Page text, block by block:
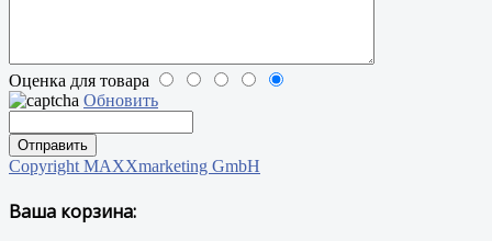
Оценка для товара
Обновить
Copyright MAXXmarketing GmbH
Ваша корзина: